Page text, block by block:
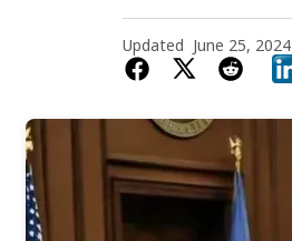
Updated June 25, 2024